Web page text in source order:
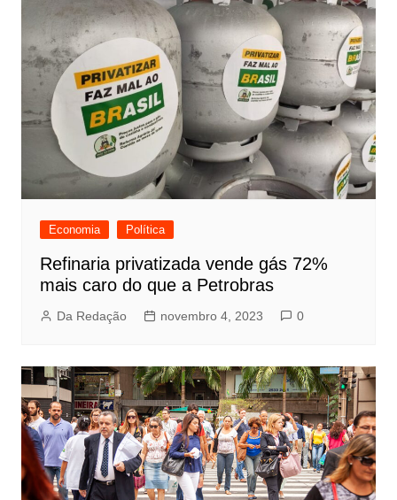
Economia Política
Refinaria privatizada vende gás 72%
mais caro do que a Petrobras
Da Redação novembro 4, 2023 0